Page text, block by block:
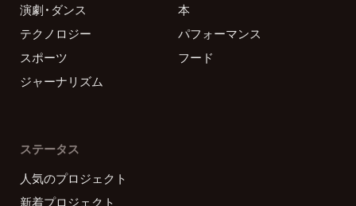
演劇・ダンス
本
テクノロジー
パフォーマンス
スポーツ
フード
ジャーナリズム
ステータス
人気のプロジェクト
新着プロジェクト